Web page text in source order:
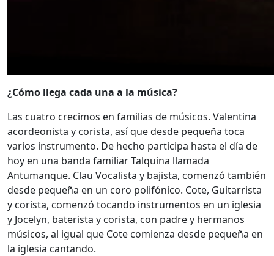
¿Cómo llega cada una a la música?
Las cuatro crecimos en familias de músicos. Valentina
acordeonista y corista, así que desde pequeña toca
varios instrumento. De hecho participa hasta el día de
hoy en una banda familiar Talquina llamada
Antumanque. Clau Vocalista y bajista, comenzó también
desde pequeña en un coro polifónico. Cote, Guitarrista
y corista, comenzó tocando instrumentos en un iglesia
y Jocelyn, baterista y corista, con padre y hermanos
músicos, al igual que Cote comienza desde pequeña en
la iglesia cantando.